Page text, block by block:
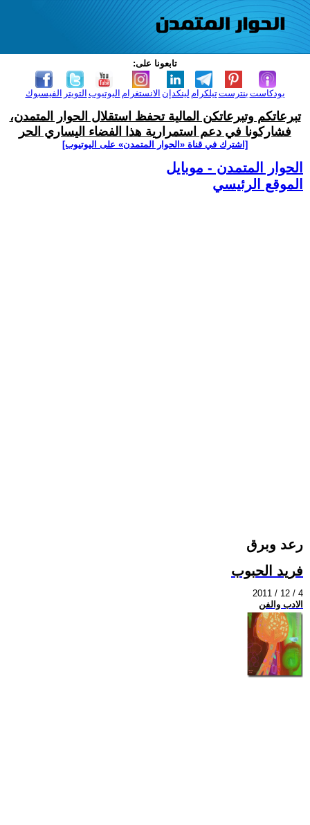
تابعونا على:
الفيسبوك التويتر اليوتيوب الانستغرام لينكدإن تيلكرامبنترست بودكاست
تبرعاتكم وتبرعاتكن المالية تحفظ استقلال الحوار المتمدن،
فشاركونا في دعم استمرارية هذا الفضاء اليساري الحر
[اشترك في قناة ‫«الحوار المتمدن» على اليوتيوب]
الحوار المتمدن - موبايل
الموقع الرئيسي
رعد وبرق
فريد الحبوب
2011 / 12 / 4
الادب والفن